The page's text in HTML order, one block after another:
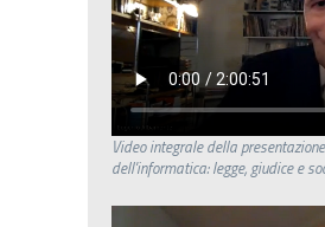
Video integrale della
dell'informatica: legge, giudice e